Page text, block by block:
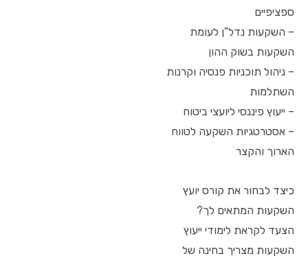
ספציפיים
– השקעות נדל”ן לעומת
השקעות בשוק ההון
– ניהול תוכניות פנסיה וקרנות
השתלמות
– ייעוץ פיננסי ליועצי ביטוח
– אסטרטגיות השקעה לטווח
הארוך והקצר
כיצד לבחור את קורס יועץ
השקעות המתאים לך?
הצעד לקראת לימודי ייעוץ
השקעות מצריך בחינה של